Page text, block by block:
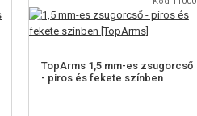
TopArms 1,5 mm-es zsugorcső
- piros és fekete színben